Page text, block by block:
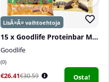
15 x Goodlife Proteinbar Mix, 50 g
Goodlife
0
€26.41€30.59 Osta!